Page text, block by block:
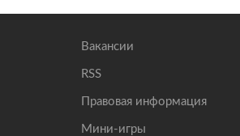
Вакансии
RSS
Правовая информация
Мини-игры